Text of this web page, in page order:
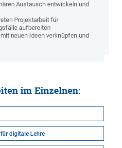
Austausch entwickeln und
Projektarbeit für
aufbereiten
neuen Ideen verknüpfen und
im Einzelnen:
digitale Lehre